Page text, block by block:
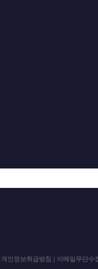
개인정보취급방침 이메일무단수